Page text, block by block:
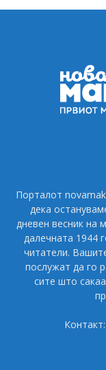
Порталот
дека
дневен весник на
далечната 1944
читатели.
послужат да го
сите што
Контакт: